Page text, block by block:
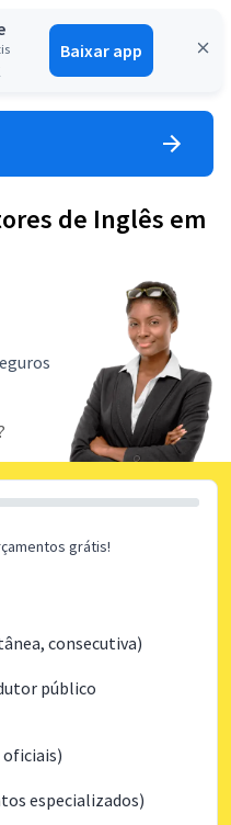
Baixar app
Entrar
de Inglês em
grátis!
consecutiva)
público
especializados)